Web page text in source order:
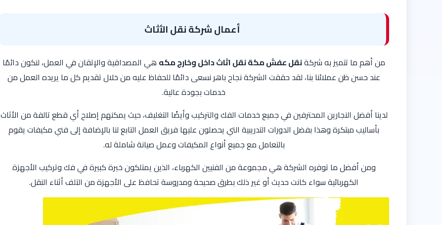
أعمال شركة نقل الأثاث
من أهم ما تتميز به شركةنقل عفش مكة نقل اثاث داخل وخارج مكه هي المصداقية والإتقان في العمل، لنكون دائمًا
عند حسن ظن عملائنا بنا، لقد حققت الشركة نجاح باهر نسعى دائمًا للحفاظ عليه من خلال تقديم كل ما يريده العمل من
خدمات بجودة عالية.
لدينا أفضل النجارين المحترفين في جميع خدمات الفك والتركيب وأيضًا التغليف، حيث يمكنهم إصلاح أي قطع تالفة من الأثاث
بأساليب مبتكرة وهذا بفضل الدورات التدريبية التي يحصلون عليها فريق العمل التابع لنا بالإضافة إلى فني مكيفات يقوم
بالتعامل مع جميع أنواع المكيفات وعمل صيانة شاملة له.
ومن أفضل ما توفره الشركة هي مجموعة من الفنيين الكهرباء، الذين يمتلكون خبرة كبيرة في فك وتركيب الأجهزة
الكهربائية سواء كانت حديث أو غير ذلك بطرق صحيحة ومدروسة تحافظ على الأجهزة من التلف أثناء النقل.